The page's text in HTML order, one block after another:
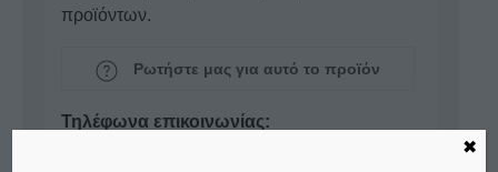
Δίσκος ζουλιέν - 8 x 8 mm
προϊόντων.
Ρωτήστε μας για αυτό το προϊόν
Τηλέφωνα επικοινωνίας:
✖